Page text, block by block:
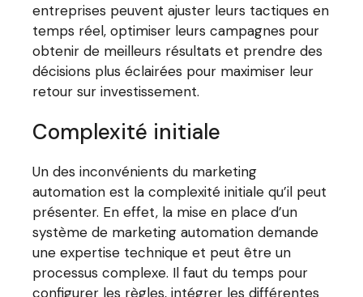
entreprises peuvent ajuster leurs tactiques en
temps réel, optimiser leurs campagnes pour
obtenir de meilleurs résultats et prendre des
décisions plus éclairées pour maximiser leur
retour sur investissement.
Complexité initiale
Un des inconvénients du marketing
automation est la complexité initiale qu’il peut
présenter. En effet, la mise en place d’un
système de marketing automation demande
une expertise technique et peut être un
processus complexe. Il faut du temps pour
configurer les règles, intégrer les différentes